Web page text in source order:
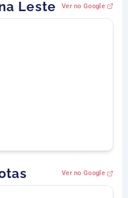
Leste Ver no Google
Ver no Google